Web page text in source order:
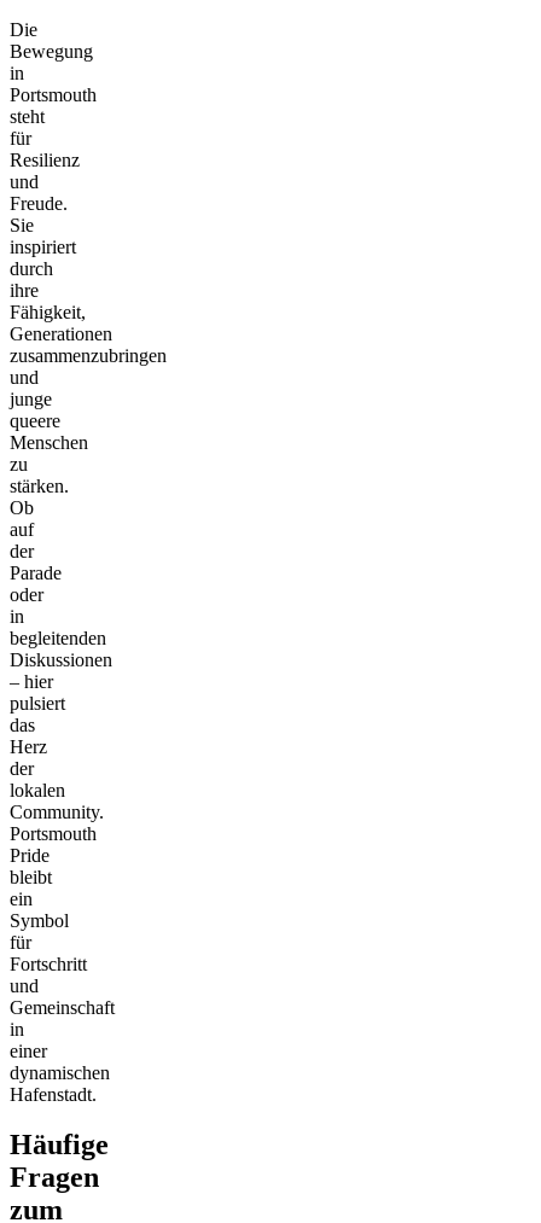
Die
Bewegung
in
Portsmouth
steht
für
Resilienz
und
Freude.
Sie
inspiriert
durch
ihre
Fähigkeit,
Generationen
zusammenzubringen
und
junge
queere
Menschen
zu
stärken.
Ob
auf
der
Parade
oder
in
begleitenden
Diskussionen
– hier
pulsiert
das
Herz
der
lokalen
Community.
Portsmouth
Pride
bleibt
ein
Symbol
für
Fortschritt
und
Gemeinschaft
in
einer
dynamischen
Hafenstadt.
Häufige
Fragen
zum